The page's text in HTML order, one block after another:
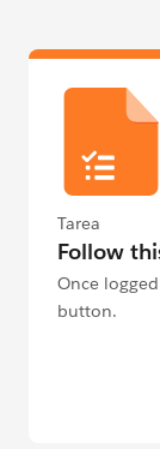
Tarea
Follow
Once
button.